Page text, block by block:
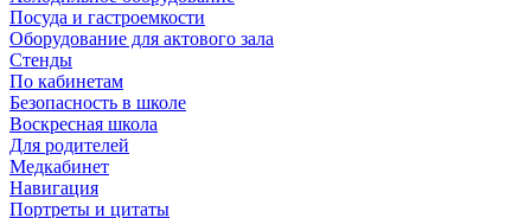
Посуда и гастроемкости
Оборудование для актового зала
Стенды
По кабинетам
Безопасность в школе
Воскресная школа
Для родителей
Медкабинет
Навигация
Портреты и цитаты